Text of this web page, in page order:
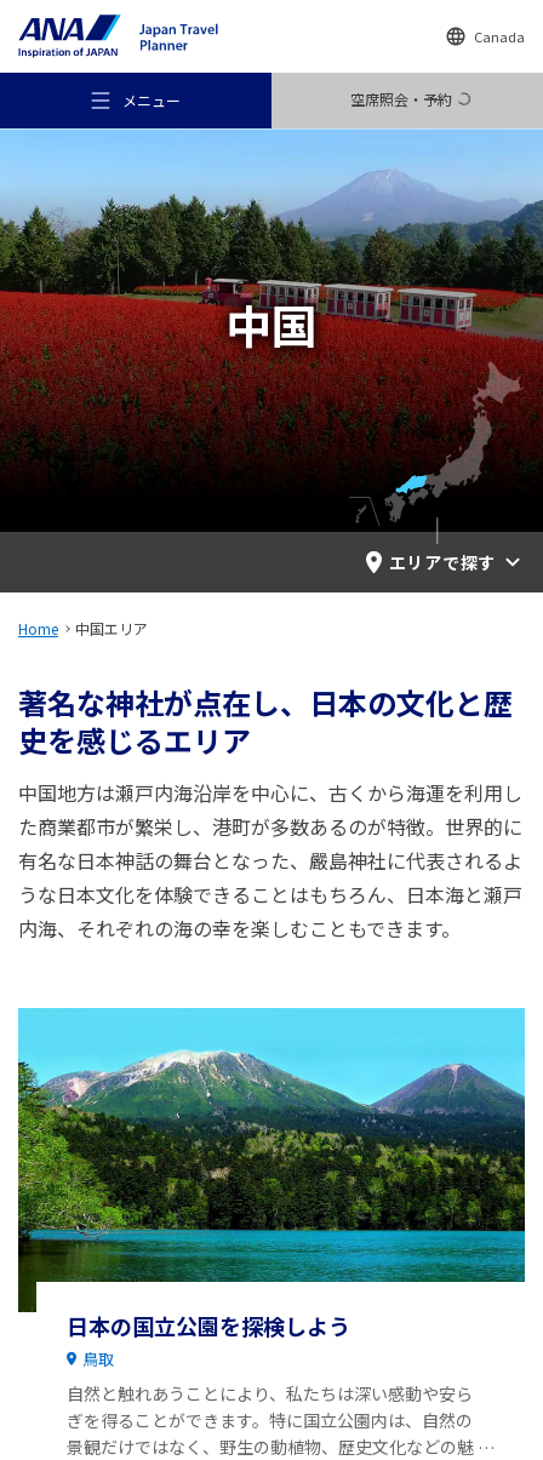
Canada
メニュー 空席照会・予約
おすすめの旅
旅のアイデア
行き先
ANA サービス
閉じる
中国
エリアで探す
Home 中国エリア
著名な神社が点在し、日本の文化と歴
史を感じるエリア
中国地方は瀬戸内海沿岸を中心に、古くから海運を利用し
た商業都市が繁栄し、港町が多数あるのが特徴。世界的に
有名な日本神話の舞台となった、嚴島神社に代表されるよ
うな日本文化を体験できることはもちろん、日本海と瀬戸
内海、それぞれの海の幸を楽しむこともできます。
日本の国立公園を探検しよう
鳥取
自然と触れあうことにより、私たちは深い感動や安ら
ぎを得ることができます。特に国立公園内は、自然の
景観だけではなく、野生の動植物、歴史文化などの魅